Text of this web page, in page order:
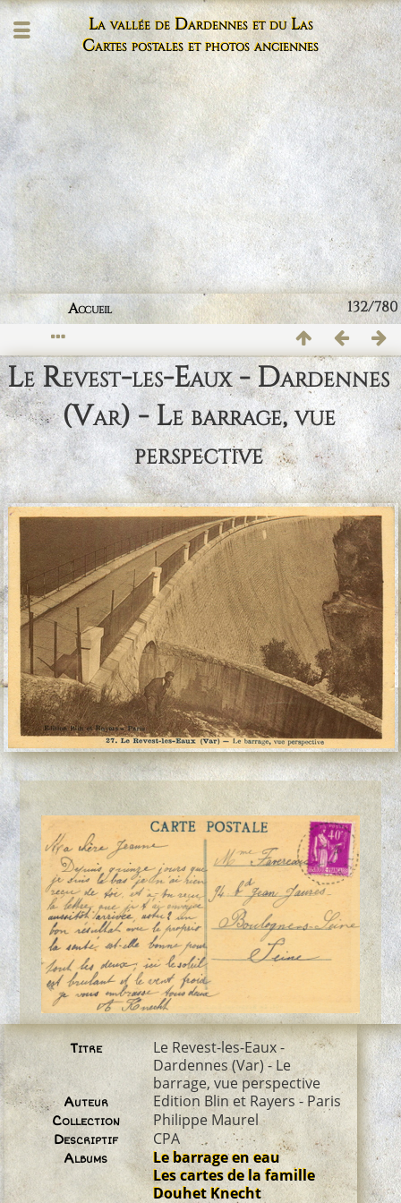
La vallée de Dardennes et du Las
Cartes postales et photos anciennes
132/780
Accueil
Le Revest-les-Eaux - Dardennes
(Var) - Le barrage, vue
perspective
Titre
Le Revest-les-Eaux -
Dardennes (Var) - Le
barrage, vue perspective
Auteur Edition Blin et Rayers - Paris
Collection Philippe Maurel
Descriptif CPA
Albums
Le barrage en eau
Les cartes de la famille
Douhet Knecht